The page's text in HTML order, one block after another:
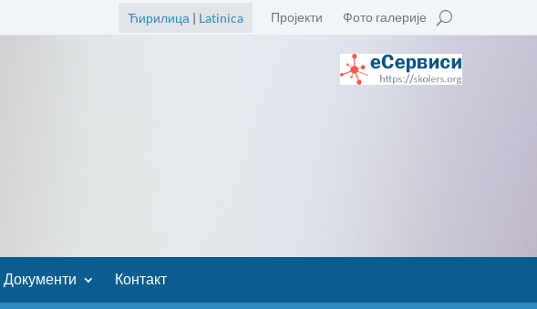
Пројекти Фото галерије
Ћирилица | Latinica
Документи Контакт